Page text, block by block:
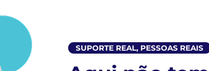
SUPORTE REAL, PESSOAS REAIS​